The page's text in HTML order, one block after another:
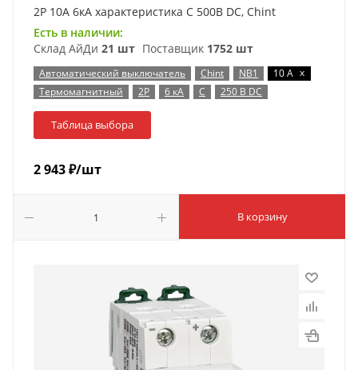
2P 10А 6кА характеристика C 500В DC, Chint
Есть в наличии:
Склад АйДи 21 шт Поставщик 1752 шт
Автоматический выключатель Chint NB1 10 А x
Термомагнитный
2P 6 кА C 250 В DC
Таблица выбора
2 943₽/шт
В корзину